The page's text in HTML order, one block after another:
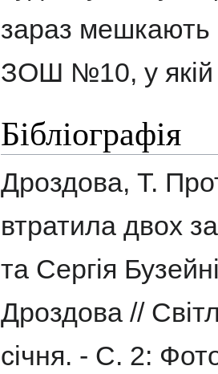
зараз мешкають
ЗОШ №10, у якій
Бібліографія
Дроздова, Т.
втратила двох
та Сергія
Дроздова //
січня. - С. 2: